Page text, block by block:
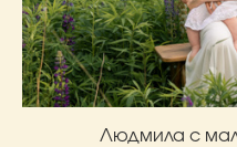
Людмила с